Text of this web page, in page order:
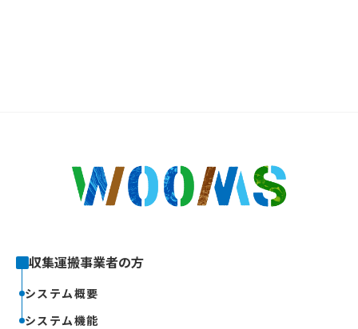
収集運搬事業者の方
システム概要
システム機能